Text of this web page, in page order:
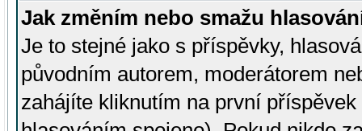
Jak změním nebo smažu
Je to stejné jako s příspěvky,
původním autorem, moderátorem
zahájíte kliknutím na první